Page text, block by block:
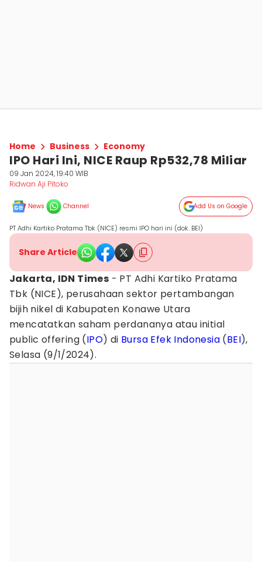
Home Business Economy
IPO Hari Ini, NICE Raup Rp532,78 Miliar
09 Jan 2024, 19:40 WIB
Ridwan Aji Pitoko
News Channel Add Us on Google
PT Adhi Kartiko Pratama Tbk (NICE) resmi IPO hari ini (dok. BEI)
Share Article
Jakarta, IDN Times - PT Adhi Kartiko Pratama
Tbk (NICE), perusahaan sektor pertambangan
bijih nikel di Kabupaten Konawe Utara
mencatatkan saham perdananya atau initial
public offering (IPO) di Bursa Efek Indonesia (BEI),
Selasa (9/1/2024).